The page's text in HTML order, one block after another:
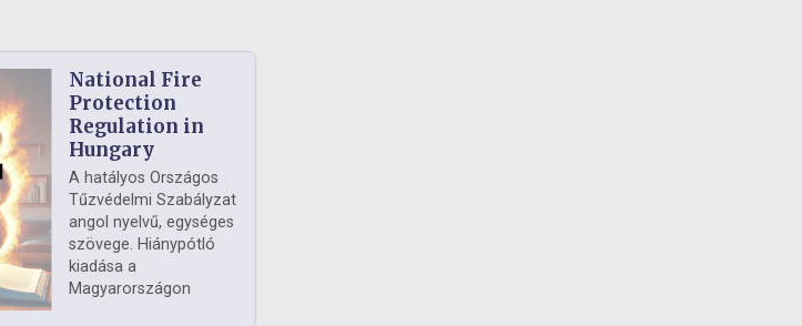
National Fire
Protection
Regulation in
Hungary
A hatályos Országos
Tűzvédelmi Szabályzat
angol nyelvű, egységes
szövege. Hiánypótló
kiadása a
Magyarországon